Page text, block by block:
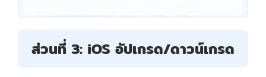
ส่วนที่ 3: iOS อัปเกรด/ดาวน์เกรด